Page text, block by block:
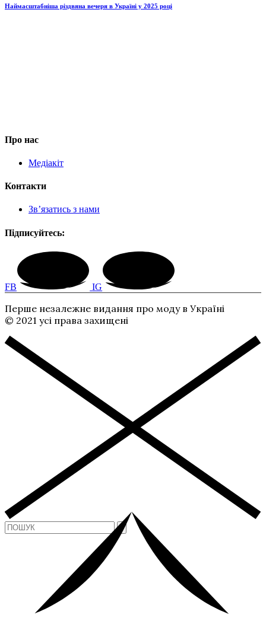
Наймасштабніша різдвяна вечеря в Україні у 2025 році
Про нас
Медіакіт
Контакти
Зв’язатись з нами
Підписуйтесь:
FB IG
Перше незалежне видання про моду в Україні
© 2021 усі права захищені